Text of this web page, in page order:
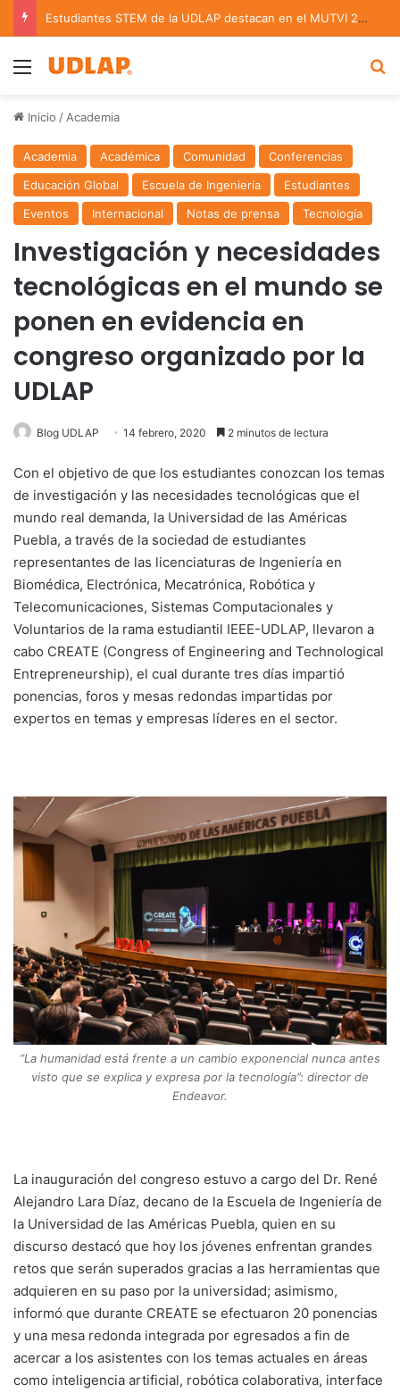
Estudiantes STEM de la UDLAP destacan en el MUTVI 2026
Menu
Inicio / Academia
Academia Académica Comunidad
Conferencias
Educación Global
Escuela de Ingeniería
Estudiantes
Eventos
Internacional Notas de prensa Tecnología
Investigación y necesidades
tecnológicas en el mundo se
ponen en evidencia en
congreso organizado por la
UDLAP
Blog UDLAP 14 febrero, 2020 2 minutos de lectura
Con el objetivo de que los estudiantes conozcan los temas
de investigación y las necesidades tecnológicas que el
mundo real demanda, la Universidad de las Américas
Puebla, a través de la sociedad de estudiantes
representantes de las licenciaturas de Ingeniería en
Biomédica, Electrónica, Mecatrónica, Robótica y
Telecomunicaciones, Sistemas Computacionales y
Voluntarios de la rama estudiantil IEEE-UDLAP, llevaron a
cabo CREATE (Congress of Engineering and Technological
Entrepreneurship), el cual durante tres días impartió
ponencias, foros y mesas redondas impartidas por
expertos en temas y empresas líderes en el sector.
“La humanidad está frente a un cambio exponencial nunca antes
visto que se explica y expresa por la tecnología”: director de
Endeavor.
La inauguración del congreso estuvo a cargo del Dr. René
Alejandro Lara Díaz, decano de la Escuela de Ingeniería de
la Universidad de las Américas Puebla, quien en su
discurso destacó que hoy los jóvenes enfrentan grandes
retos que serán superados gracias a las herramientas que
adquieren en su paso por la universidad; asimismo,
informó que durante CREATE se efectuaron 20 ponencias
y una mesa redonda integrada por egresados a fin de
acercar a los asistentes con los temas actuales en áreas
como inteligencia artificial, robótica colaborativa, interface